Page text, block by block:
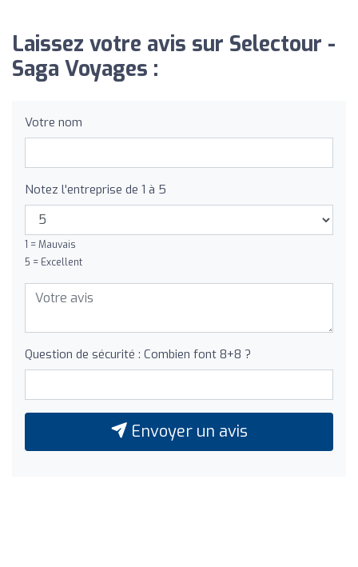
Laissez votre avis sur Selectour -
Saga Voyages :
Votre nom
Notez l'entreprise de 1 à 5
1 = Mauvais
5 = Excellent
Question de sécurité : Combien font 8+8 ?
Envoyer un avis